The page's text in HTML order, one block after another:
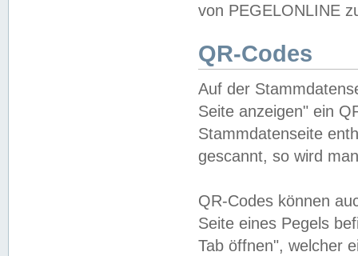
von PEGELONLINE
QR-Codes
Auf der
Seite anzeigen" ein
Stammdatenseite
gescannt, so wird
QR-Codes können
Seite eines Pegels
Tab öffnen", welcher